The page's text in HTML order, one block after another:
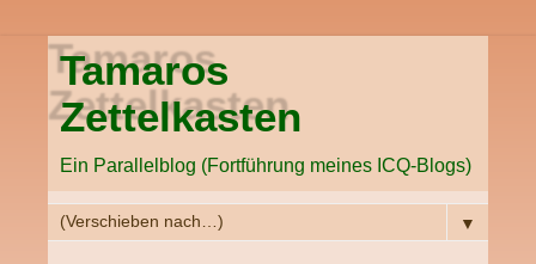
Tamaros
Zettelkasten
Ein Parallelblog (Fortführung meines ICQ-Blogs)
▼